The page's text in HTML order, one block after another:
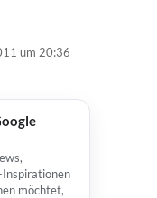
um 20:36
möchtet,